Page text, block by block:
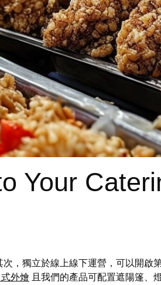
Your
，獨立於線上線下運營，可以開啟
外燴 且我們的產品可配置遮陽篷、